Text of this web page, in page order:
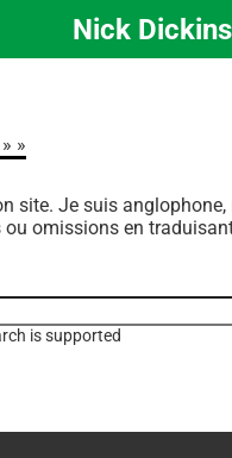
Nick
site. Je suis
ou omissions en
is supported